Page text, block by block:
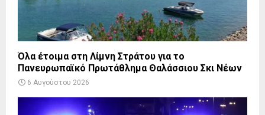
Όλα έτοιμα στη Λίμνη Στράτου για το
Πανευρωπαϊκό Πρωτάθλημα Θαλάσσιου Σκι Νέων
6 Αυγούστου 2026